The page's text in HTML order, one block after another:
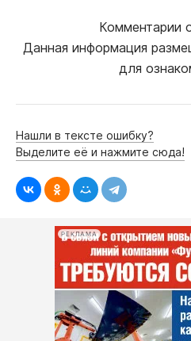
Комментарии
Данная информация
для
Нашли в тексте ошибку?
Выделите её и нажмите сюда!
РЕКЛАМА